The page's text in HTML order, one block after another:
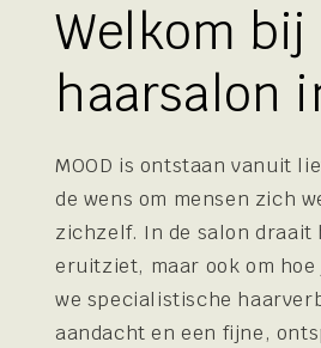
Welkom bij
haarsalon
MOOD is ontstaan vanuit
de wens om mensen zich
zichzelf. In de salon
eruitziet, maar ook om
we specialistische
aandacht en een fijne,